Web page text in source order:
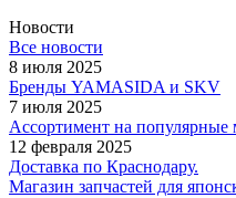
Новости
Все новости
8 июля 2025
Бренды YAMASIDA и SKV
7 июля 2025
Ассортимент на популярные
12 февраля 2025
Доставка по Краснодару.
Магазин запчастей для